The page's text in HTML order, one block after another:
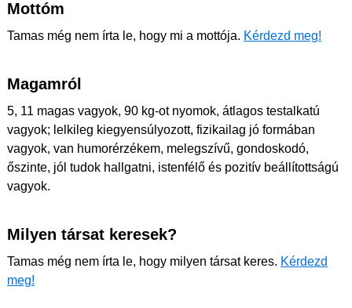
Mottóm
Tamas még nem írta le, hogy mi a mottója. Kérdezd meg!
Magamról
5, 11 magas vagyok, 90 kg-ot nyomok, átlagos testalkatú
vagyok; lelkileg kiegyensúlyozott, fizikailag jó formában
vagyok, van humorérzékem, melegszívű, gondoskodó,
őszinte, jól tudok hallgatni, istenfélő és pozitív beállítottságú
vagyok.
Milyen társat keresek?
Tamas még nem írta le, hogy milyen társat keres. Kérdezd
meg!